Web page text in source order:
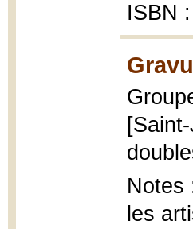
ISBN
Notes
les